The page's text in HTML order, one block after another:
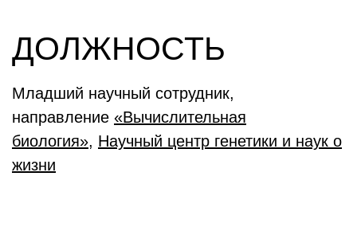
ДОЛЖНОСТЬ
Младший научный сотрудник,
направление «Вычислительная
биология», Научный центр генетики и наук о
жизни